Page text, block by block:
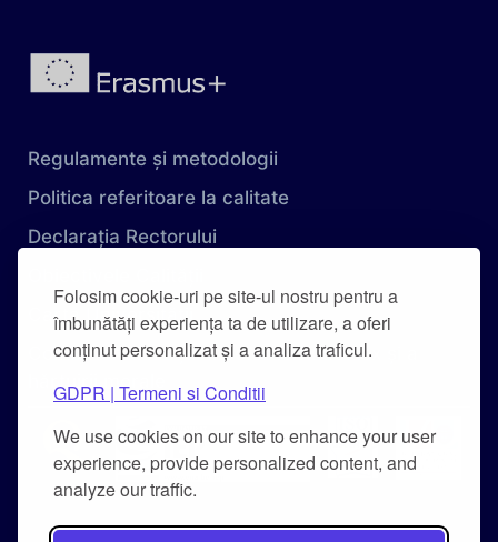
Folosim cookie-uri pe site-ul nostru pentru a
îmbunătăți experiența ta de utilizare, a oferi
conținut personalizat și a analiza traficul.
GDPR | Termeni si Conditii
We use cookies on our site to enhance your user
experience, provide personalized content, and
analyze our traffic.
Regulamente și metodologii
Politica referitoare la calitate
Declarația Rectorului
Carta Universității
Combaterea hărțuirii pe criteriu de sex și a
hărțuirii morale